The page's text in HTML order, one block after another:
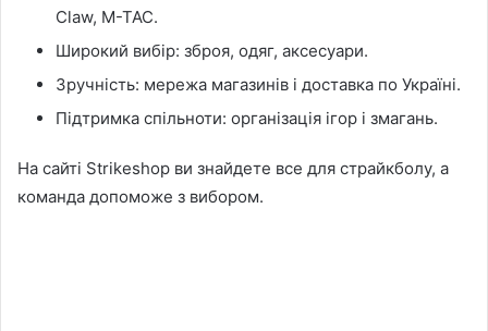
Claw, M-TAC.
Широкий вибір: зброя, одяг, аксесуари.
Зручність: мережа магазинів і доставка по Україні.
Підтримка спільноти: організація ігор і змагань.
На сайті Strikeshop ви знайдете все для страйкболу, а
команда допоможе з вибором.